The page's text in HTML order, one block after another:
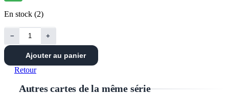
En stock (2)
− +
Ajouter au panier
Retour
Autres cartes de la même série